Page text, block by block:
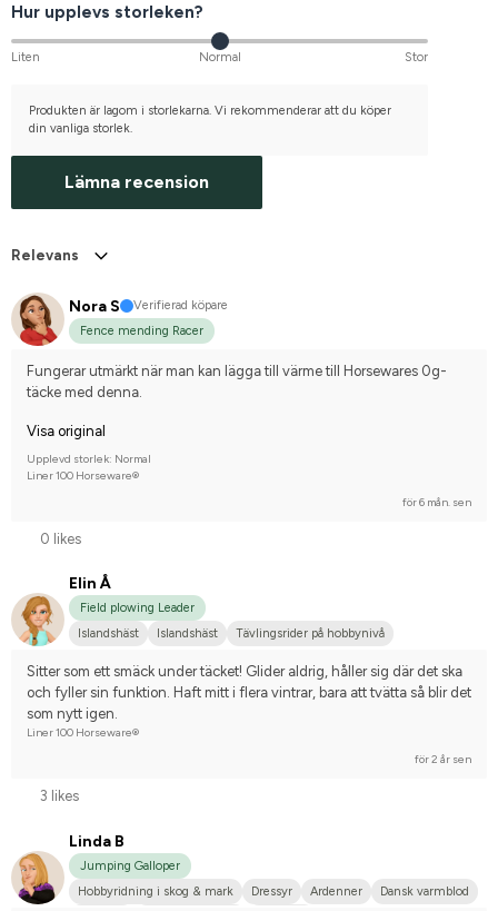
Hur upplevs storleken?
Liten Normal Stor
Produkten är lagom i storlekarna. Vi rekommenderar att du köper
din vanliga storlek.
Lämna recension
Relevans
Nora S
Verifierad köpare
Fence mending Racer
Fungerar utmärkt när man kan lägga till värme till Horsewares 0g-
täcke med denna.
Visa original
Upplevd storlek: Normal
Liner 100 Horseware®
för 6 mån. sen
0 likes
Elin Å
Field plowing Leader
Islandshäst
Islandshäst Tävlingsrider på hobbynivå
Sitter som ett smäck under täcket! Glider aldrig, håller sig där det ska
och fyller sin funktion. Haft mitt i flera vintrar, bara att tvätta så blir det
som nytt igen.
Liner 100 Horseware®
för 2 år sen
3 likes
Linda B
Jumping Galloper
Hobbyridning i skog & mark
Dressyr Ardenner
Dansk varmblod